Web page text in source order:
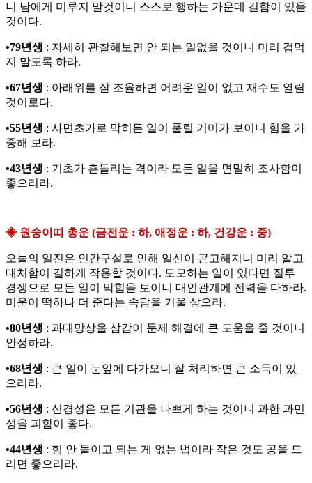
니 남에게 미루지 말것이니 스스로 행하는 가운데 길함이 있을
것이다.
•79년생 : 자세히 관찰해보면 안 되는 일없을 것이니 미리 겁먹
지 말도록 하라.
•67년생 : 아래위를 잘 조율하면 어려운 일이 없고 재수도 열릴
것이로다.
•55년생 : 사면초가로 막히든 일이 풀릴 기미가 보이니 힘을 가
중해 보라.
•43년생 : 기초가 흔들리는 격이라 모든 일을 면밀히 조사함이
좋으리라.
◈ 원숭이띠 총운 (금전운 : 하, 애정운 : 하, 건강운 : 중)
오늘의 일진은 인간구설로 인해 일신이 곤고해지니 미리 알고
대처함이 길하게 작용할 것이다. 도모하는 일이 있다면 질투
경쟁으로 모든 일이 막힘을 보이니 대인관계에 전력을 다하라.
미운이 떡하나 더 준다는 속담을 거울 삼으라.
•80년생 : 과대망상을 삼감이 문제 해결에 큰 도움을 줄 것이니
안정하라.
•68년생 : 큰 일이 눈앞에 다가오니 잘 처리하면 큰 소득이 있
으리라.
•56년생 : 신경성은 모든 기관을 나쁘게 하는 것이니 과한 과민
성을 피함이 좋다.
•44년생 : 힘 안 들이고 되는 게 없는 법이라 작은 것도 공을 드
리면 좋으리라.